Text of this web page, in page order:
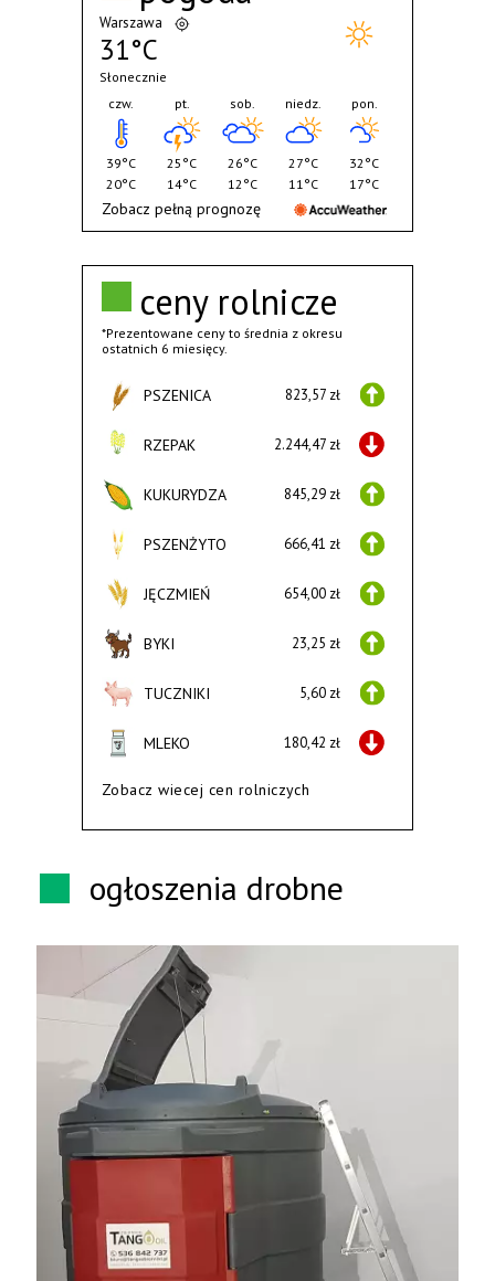
ceny rolnicze
*Prezentowane ceny to średnia z okresu
ostatnich 6 miesięcy.
PSZENICA 823,57 zł
RZEPAK 2.244,47 zł
KUKURYDZA 845,29 zł
PSZENŻYTO 666,41 zł
JĘCZMIEŃ 654,00 zł
BYKI 23,25 zł
TUCZNIKI 5,60 zł
MLEKO 180,42 zł
Zobacz wiecej cen rolniczych
Warszawa
31°C
Słonecznie
czw.
39°C
20°C
pt.
25°C
14°C
sob.
26°C
12°C
niedz.
27°C
11°C
pon.
32°C
17°C
Zobacz pełną prognozę
ogłoszenia drobne